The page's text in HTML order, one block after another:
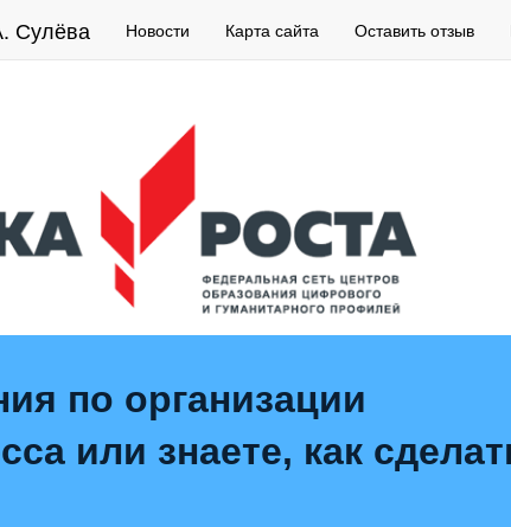
Новости Карта сайта Оставить отзыв
по организации
или знаете, как